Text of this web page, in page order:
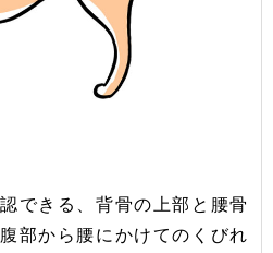
できる、背骨の上部と腰骨
部から腰にかけてのくびれ